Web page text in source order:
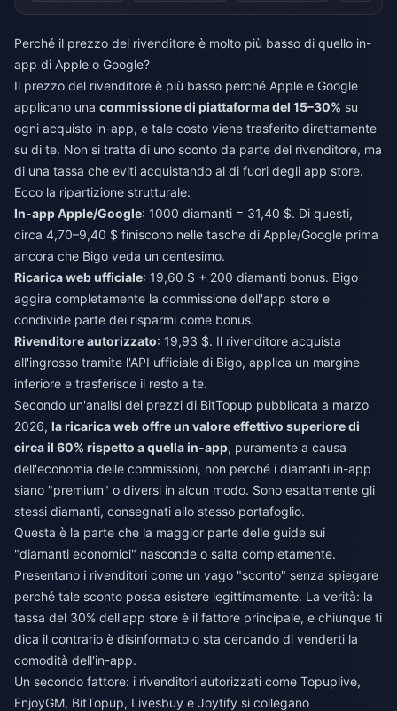
Perché il prezzo del rivenditore è molto più basso di quello in-
app di Apple o Google?
Il prezzo del rivenditore è più basso perché Apple e Google
applicano una commissione di piattaforma del 15–30% su
ogni acquisto in-app, e tale costo viene trasferito direttamente
su di te. Non si tratta di uno sconto da parte del rivenditore, ma
di una tassa che eviti acquistando al di fuori degli app store.
Ecco la ripartizione strutturale:
In-app Apple/Google: 1000 diamanti = 31,40 $. Di questi,
circa 4,70–9,40 $ finiscono nelle tasche di Apple/Google prima
ancora che Bigo veda un centesimo.
Ricarica web ufficiale: 19,60 $ + 200 diamanti bonus. Bigo
aggira completamente la commissione dell'app store e
condivide parte dei risparmi come bonus.
Rivenditore autorizzato: 19,93 $. Il rivenditore acquista
all'ingrosso tramite l'API ufficiale di Bigo, applica un margine
inferiore e trasferisce il resto a te.
Secondo un'analisi dei prezzi di BitTopup pubblicata a marzo
2026, la ricarica web offre un valore effettivo superiore di
circa il 60% rispetto a quella in-app, puramente a causa
dell'economia delle commissioni, non perché i diamanti in-app
siano "premium" o diversi in alcun modo. Sono esattamente gli
stessi diamanti, consegnati allo stesso portafoglio.
Questa è la parte che la maggior parte delle guide sui
"diamanti economici" nasconde o salta completamente.
Presentano i rivenditori come un vago "sconto" senza spiegare
perché tale sconto possa esistere legittimamente. La verità: la
tassa del 30% dell'app store è il fattore principale, e chiunque ti
dica il contrario è disinformato o sta cercando di venderti la
comodità dell'in-app.
Un secondo fattore: i rivenditori autorizzati come Topuplive,
EnjoyGM, BitTopup, Livesbuy e Joytify si collegano